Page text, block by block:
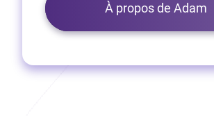
À propos de Adam